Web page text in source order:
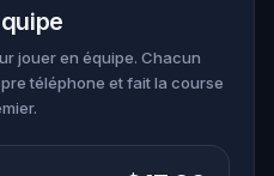
wrong move brings
to her final cut. Do you
a killer, or will you
on his blade?
jouer en équipe. Chacun
téléphone et fait la course